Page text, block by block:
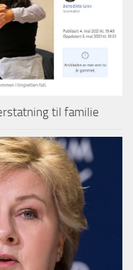
til familie